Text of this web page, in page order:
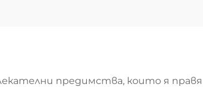
предимства, които я